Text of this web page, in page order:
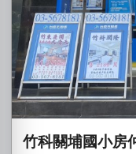
竹科關埔國小房